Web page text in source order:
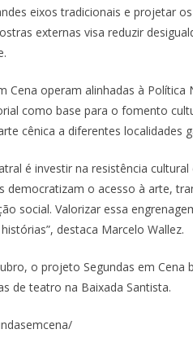
eixos tradicionais e projetar
externas visa reduzir
Cena operam alinhadas à Política
como base para o fomento
cênica a diferentes localidades
é investir na resistência
democratizam o acesso à arte,
social. Valorizar essa
destaca Marcelo Wallez.
o projeto Segundas em Cena
de teatro na Baixada Santista.